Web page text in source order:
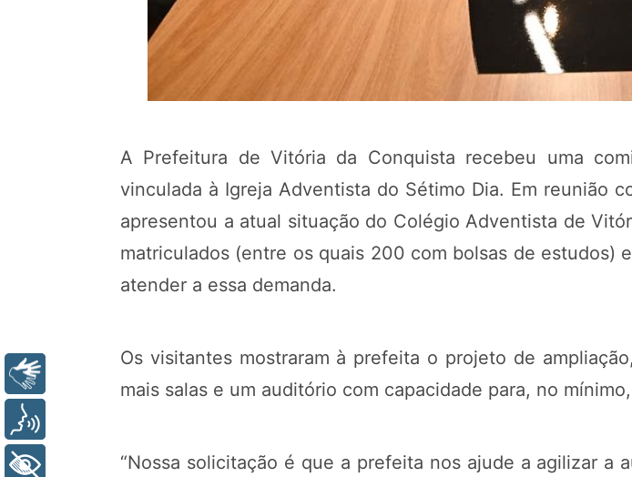
A Prefeitura de Vitória da Conquista recebeu uma
vinculada à Igreja Adventista do Sétimo Dia. Em reunião
apresentou a atual situação do Colégio Adventista de
matriculados (entre os quais 200 com bolsas de estudos)
atender a essa demanda.
Os visitantes mostraram à prefeita o projeto de
mais salas e um auditório com capacidade para, no
“Nossa solicitação é que a prefeita nos ajude a agilizar a
+ Acessibilidade